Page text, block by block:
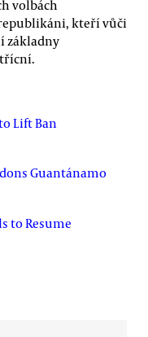
volbách
kteří vůči
základny
Lift Ban
Guantánamo
to Resume